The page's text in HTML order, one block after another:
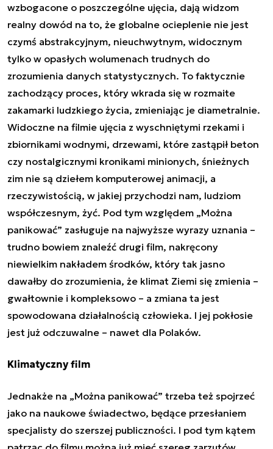
wzbogacone o poszczególne ujęcia, dają widzom
realny dowód na to, że globalne ocieplenie nie jest
czymś abstrakcyjnym, nieuchwytnym, widocznym
tylko w opasłych wolumenach trudnych do
zrozumienia danych statystycznych. To faktycznie
zachodzący proces, który wkrada się w rozmaite
zakamarki ludzkiego życia, zmieniając je diametralnie.
Widoczne na filmie ujęcia z wyschniętymi rzekami i
zbiornikami wodnymi, drzewami, które zastąpił beton
czy nostalgicznymi kronikami minionych, śnieżnych
zim nie są dziełem komputerowej animacji, a
rzeczywistością, w jakiej przychodzi nam, ludziom
współczesnym, żyć. Pod tym względem „Można
panikować” zasługuje na najwyższe wyrazy uznania –
trudno bowiem znaleźć drugi film, nakręcony
niewielkim nakładem środków, który tak jasno
dawałby do zrozumienia, że klimat Ziemi się zmienia –
gwałtownie i kompleksowo – a zmiana ta jest
spowodowana działalnością człowieka. I jej pokłosie
jest już odczuwalne – nawet dla Polaków.
Klimatyczny film
Jednakże na „Można panikować” trzeba też spojrzeć
jako na naukowe świadectwo, będące przesłaniem
specjalisty do szerszej publiczności. I pod tym kątem